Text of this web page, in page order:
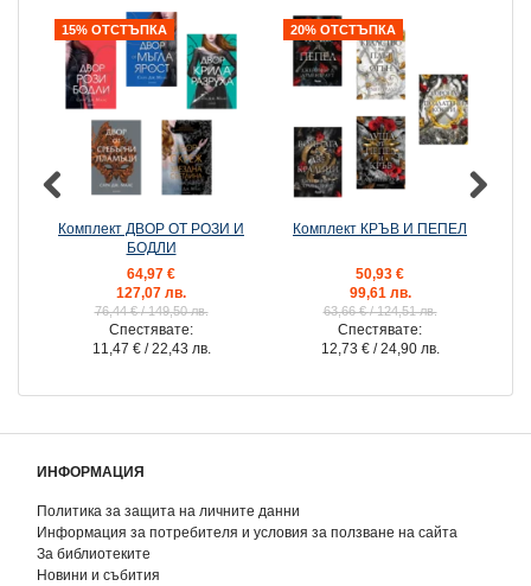
15% ОТСТЪПКА
Комплект ДВОР ОТ РОЗИ И
БОДЛИ
64,97 €
127,07 лв.
76,44 €/ 149,50 лв.
Спестявате:
11,47 € / 22,43 лв.
20% ОТСТЪПКА
Комплект КРЪВ И ПЕПЕЛ
50,93 €
99,61 лв.
63,66 €/ 124,51 лв.
Спестявате:
12,73 € / 24,90 лв.
ИНФОРМАЦИЯ
Политика за защита на личните данни
Информация за потребителя и условия за ползване на сайта
За библиотеките
Новини и събития